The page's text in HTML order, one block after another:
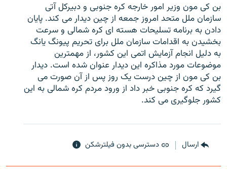
فرکانس‌ها
گزارش‌های تصویری
گزارش‌های ویدئویی
زنان فردا
English
به ما بپیوندید
بن کی مون وزیر امور خارجه کره جنوبی و دبیرکل آتی
سازمان ملل متحد امروز جمعه از چین دیدار می کند. پایان
دادن به برنامه تسلیحات هسته ای کره شمالی و سرعت
بخشیدن به اقدامات سازمان ملل برای تحریم پیونگ یانگ
به دلیل انجام آزمایش اتمی این کشور، از مهمترین
موضوعات مورد مذاکره این دیدار عنوان شده است. دیدار
بن کی مون از چین درست یک روز پس از آن صورت می
گیرد که کره جنوبی خبر داد از ورود مردم کره شمالی به این
کشور جلوگیری می کند.
ارسال دسترسی بدون فیلترشکن